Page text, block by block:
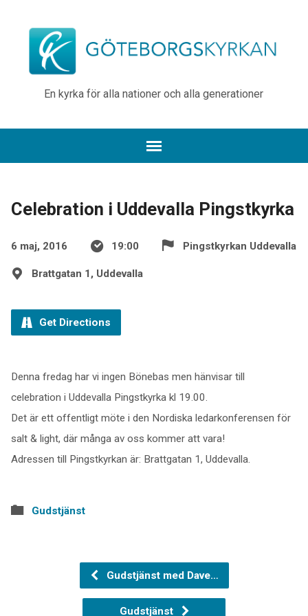
En kyrka för alla nationer och alla generationer
Celebration i Uddevalla Pingstkyrka
6 maj, 2016 19:00 Pingstkyrkan Uddevalla
Brattgatan 1, Uddevalla
Get Directions
Denna fredag har vi ingen Bönebas men hänvisar till
celebration i Uddevalla Pingstkyrka kl 19.00.
Det är ett offentligt möte i den Nordiska ledarkonferensen för
salt & light, där många av oss kommer att vara!
Adressen till Pingstkyrkan är: Brattgatan 1, Uddevalla.
Gudstjänst
Gudstjänst med Dave…
Gudstjänst